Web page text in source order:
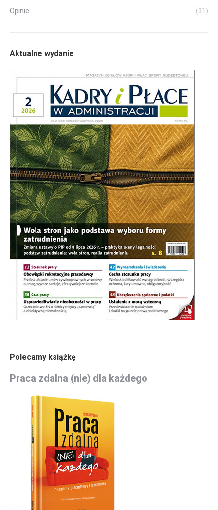
Opinie
(31)
Aktualne wydanie
Polecamy książkę
Praca zdalna (nie) dla każdego